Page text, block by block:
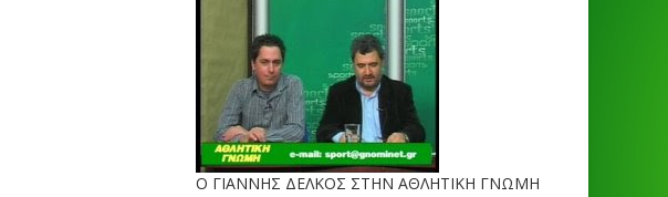
Ο ΓΙΑΝΝΗΣ ΔΕΛΚΟΣ ΣΤΗΝ ΑΘΛΗΤΙΚΗ ΓΝΩΜΗ